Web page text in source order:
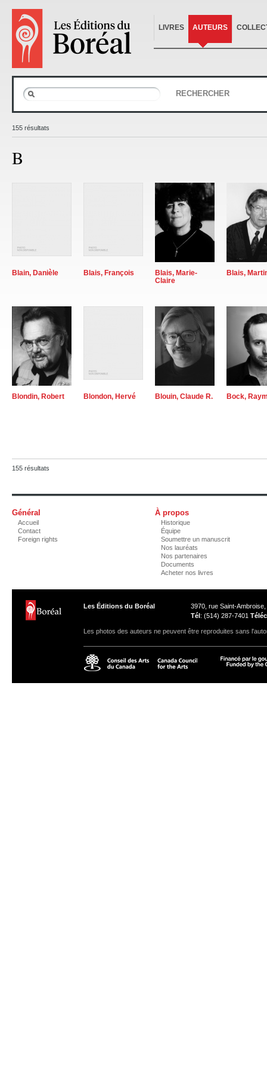
LIVRES AUTEURS
RECHERCHER
155 résultats
B
Blain, Danièle Blais, François
Blais, Marie-
Claire
Blais,
Blondin, Robert Blondon, Hervé Blouin, Claude R. Bock,
155 résultats
Général
Accueil
Contact
Foreign rights
À propos
Historique
Équipe
Soumettre un manuscrit
Nos lauréats
Nos partenaires
Documents
Acheter nos livres
Les Éditions du Boréal
3970, rue Saint-
Tél: (514) 287-7401 Téléc
Les photos des auteurs ne peuvent être reproduites sans